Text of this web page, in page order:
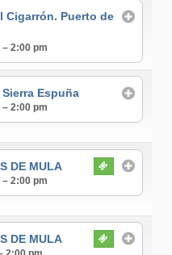
Cigarrón. Puerto de
– 2:00 pm
Sierra Espuña
– 2:00 pm
DE MULA
2:00 pm
DE MULA